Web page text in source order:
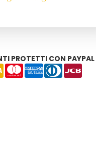
PROTETTI CON PAYPAL